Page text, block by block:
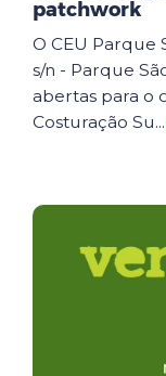
patchwork
O CEU Parque
s/n - Parque
abertas para o
Costuração Su...